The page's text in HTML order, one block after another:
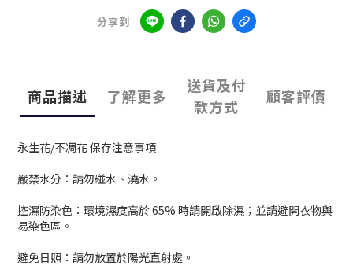
分享到
商品描述 了解更多
送貨及付
款方式
顧客評價
永生花/不凋花 保存注意事項
嚴禁水分：請勿碰水、澆水。
控濕防染色：環境濕度高於 65% 時請開啟除濕；並請避開衣物與
易染色區。
避免日照：請勿放置於陽光直射處。